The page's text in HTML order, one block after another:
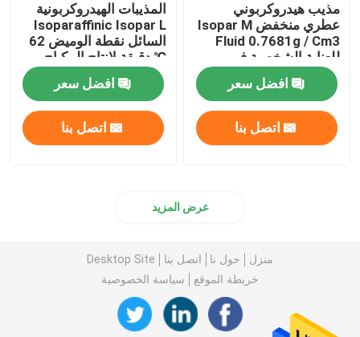
مذيب هيدروكربوني
عطري منخفض Isopar M
Fluid 0.7681g / Cm3
للعناية الشخصية في
روسيا
افضل سعر
اتصل بنا
المذيبات الهيدروكربونية
Isoparaffinic Isopar L
السائل نقطة الوميض 62
℃ دقيقة لإنتاج المكياج
افضل سعر
اتصل بنا
عرض المزيد
منزل حول نا اتصل بنا
Desktop Site
خريطة الموقع
سياسة الخصوصية